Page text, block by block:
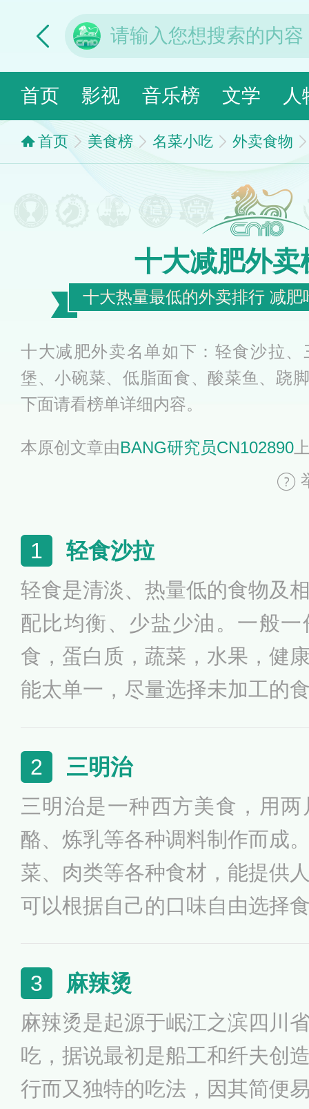
首页 影视 音乐榜 文学 人
首页 美食榜 名菜小吃 外卖食物
十大减肥外卖
十大热量最低的外卖排行 减肥
十大减肥外卖名单如下：轻食沙拉
堡、小碗菜、低脂面食、酸菜鱼、跷
下面请看榜单详细内容。
本原创文章由BANG研究员CN102890
1 轻食沙拉
轻食是清淡、热量低的食物及
配比均衡、少盐少油。一般
食，蛋白质，蔬菜，水果，健
能太单一，尽量选择未加工的
常常与健身、减脂等词汇链接
肥人士对健身和饮食的有机
识，如果有减肥需求的人，轻
用，有些酱汁的热量惊人。
2 三明治
三明治是一种西方美食，用
酪、炼乳等各种调料制作而成
菜、肉类等各种食材，能提供
可以根据自己的口味自由选择
食谱中，任何一种面包或面卷
食品，都可制成三明治，其中
治、鸡肉培根三明治、鲜虾三
3 麻辣烫
麻辣烫是起源于岷江之滨四川
吃，据说最初是船工和纤夫创
行而又独特的吃法，因其简便